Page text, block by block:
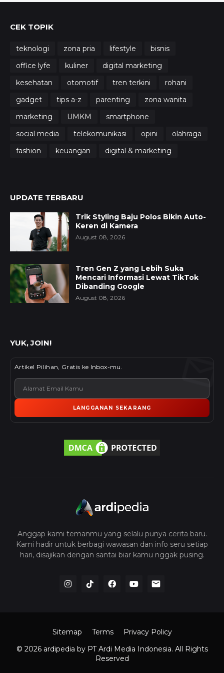
CEK TOPIK
teknologi zona pria lifestyle
bisnis
office lyfe
kuliner
digital marketing
kesehatan
otomotif tren terkini
rohani
gadget
tips a-z parenting
zona wanita
marketing
UMKM
smartphone
social media
telekomunikasi opini
olahraga
fashion
keuangan digital & marketing
UPDATE TERBARU
Trik Styling Baju Polos Bikin Auto-
Keren di Kamera
August 08, 2026
Tren Gen Z yang Lebih Suka
Mencari Informasi Lewat TikTok
Dibanding Google
August 08, 2026
YUK, JOIN!
Artikel Pilihan, Gratis ke Inbox-mu.
LANGGANAN SEKARANG
Anggap kami temanmu yang selalu punya cerita baru.
Kami hadir untuk berbagi wawasan dan info seru setiap
hari, disajikan dengan santai biar kamu nggak pusing.
© 2026 ardipedia by PT Ardi Media Indonesia. All Rights
Reserved
Sitemap Terms Privacy Policy